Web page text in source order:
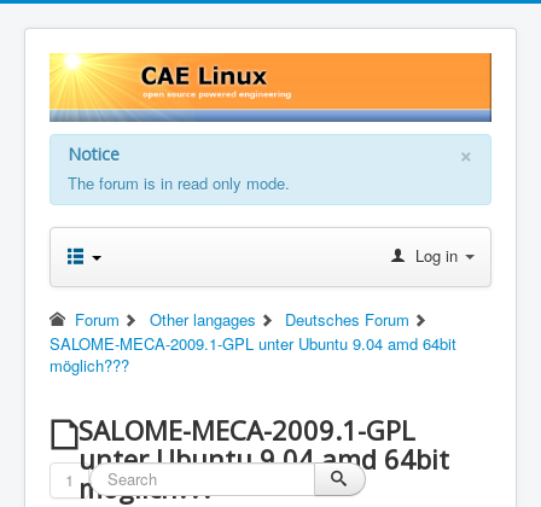
×
Notice
The forum is in read only mode.
Log in
Forum Other langages
Deutsches Forum
SALOME-MECA-2009.1-GPL unter Ubuntu 9.04 amd 64bit
möglich???
SALOME-MECA-2009.1-GPL
unter Ubuntu 9.04 amd 64bit
möglich???
1